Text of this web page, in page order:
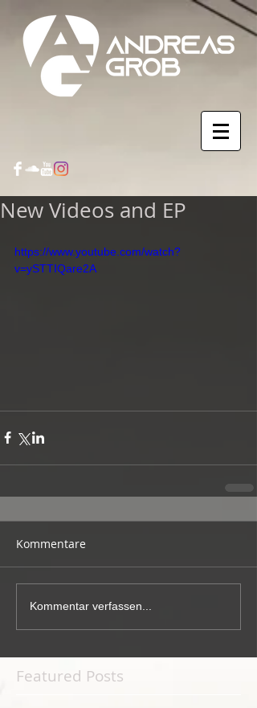
New Videos and EP
https://www.youtube.com/watch?
v=ySTTIQare2A
Kommentare
Kommentar verfassen...
Featured Posts